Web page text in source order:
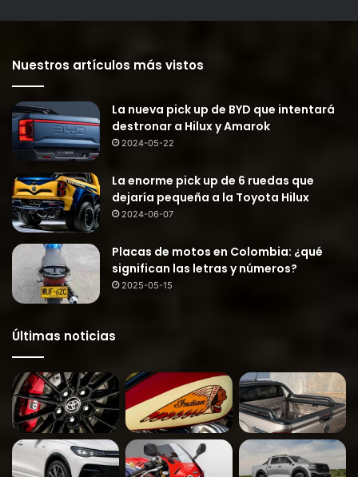
Nuestros artículos más vistos
La nueva pick up de BYD que intentará
destronar a Hilux y Amarok
2024-05-22
La enorme pick up de 6 ruedas que
dejaría pequeña a la Toyota Hilux
2024-06-07
Placas de motos en Colombia: ¿qué
significan las letras y números?
2025-05-15
Últimas noticias